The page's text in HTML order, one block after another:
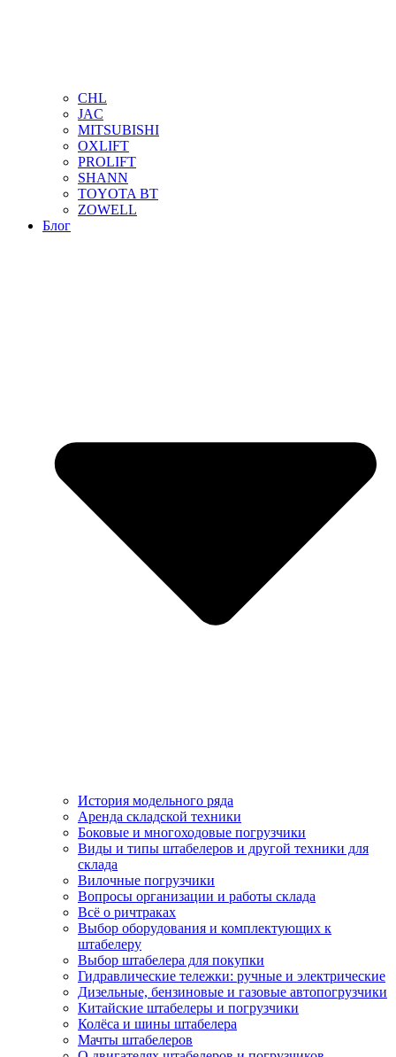
CHL
JAC
MITSUBISHI
OXLIFT
PROLIFT
SHANN
TOYOTA BT
ZOWELL
Блог
История модельного ряда
Аренда складской техники
Боковые и многоходовые погрузчики
Виды и типы штабелеров и другой техники для
склада
Вилочные погрузчики
Вопросы организации и работы склада
Всё о ричтраках
Выбор оборудования и комплектующих к
штабелеру
Выбор штабелера для покупки
Гидравлические тележки: ручные и электрические
Дизельные, бензиновые и газовые автопогрузчики
Китайские штабелеры и погрузчики
Колёса и шины штабелера
Мачты штабелеров